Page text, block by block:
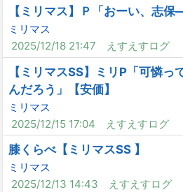
【ミリマス】Ｐ「おーい、志保
ミリマス
2025/12/18 21:47
えすえすログ
【ミリマスSS】ミリP「可憐
んだろう」【安価】
ミリマス
2025/12/15 17:04
えすえすログ
膝くらべ【ミリマスSS 】
ミリマス
2025/12/13 14:43
えすえすログ